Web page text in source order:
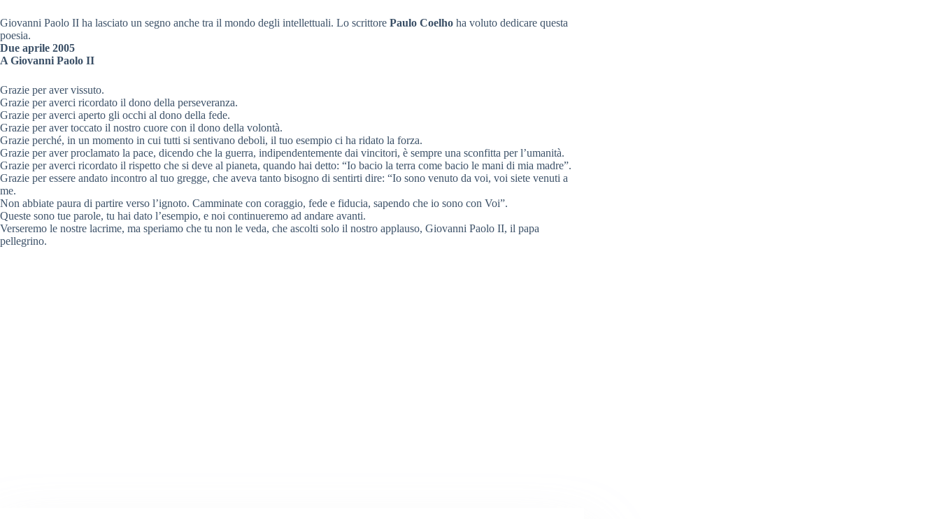
Giovanni Paolo II ha lasciato un segno anche tra il mondo degli intellettuali. Lo scrittore Paulo Coelho ha voluto dedicare questa
poesia.
Due aprile 2005
A Giovanni Paolo II
Grazie per aver vissuto.
Grazie per averci ricordato il dono della perseveranza.
Grazie per averci aperto gli occhi al dono della fede.
Grazie per aver toccato il nostro cuore con il dono della volontà.
Grazie perché, in un momento in cui tutti si sentivano deboli, il tuo esempio ci ha ridato la forza.
Grazie per aver proclamato la pace, dicendo che la guerra, indipendentemente dai vincitori, è sempre una sconfitta per l’umanità.
Grazie per averci ricordato il rispetto che si deve al pianeta, quando hai detto: “Io bacio la terra come bacio le mani di mia madre”.
Grazie per essere andato incontro al tuo gregge, che aveva tanto bisogno di sentirti dire: “Io sono venuto da voi, voi siete venuti a
me.
Non abbiate paura di partire verso l’ignoto. Camminate con coraggio, fede e fiducia, sapendo che io sono con Voi”.
Queste sono tue parole, tu hai dato l’esempio, e noi continueremo ad andare avanti.
Verseremo le nostre lacrime, ma speriamo che tu non le veda, che ascolti solo il nostro applauso, Giovanni Paolo II, il papa
pellegrino.